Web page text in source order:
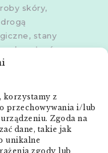
korzystamy z
przechowywania i/lub
Zgoda na
dane, takie jak
unikalne
zgody lub
skóry,
stany
włosów,
dorosłych i
-